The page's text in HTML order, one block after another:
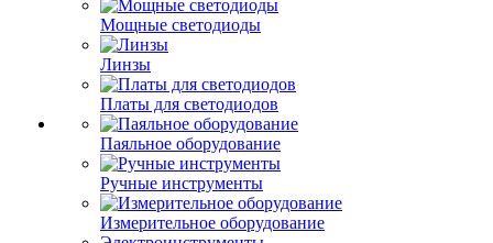
Мощные светодиоды
Линзы
Платы для светодиодов
Паяльное оборудование
Ручные инструменты
Измерительное оборудование